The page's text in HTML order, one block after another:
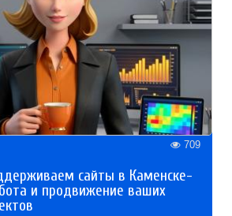
709
сайты в Каменске-
и продвижение ваших